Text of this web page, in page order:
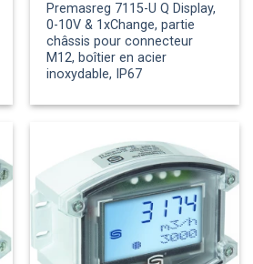
Premasreg 7115-U Q Display,
0-10V & 1xChange, partie
châssis pour connecteur
M12, boîtier en acier
inoxydable, IP67